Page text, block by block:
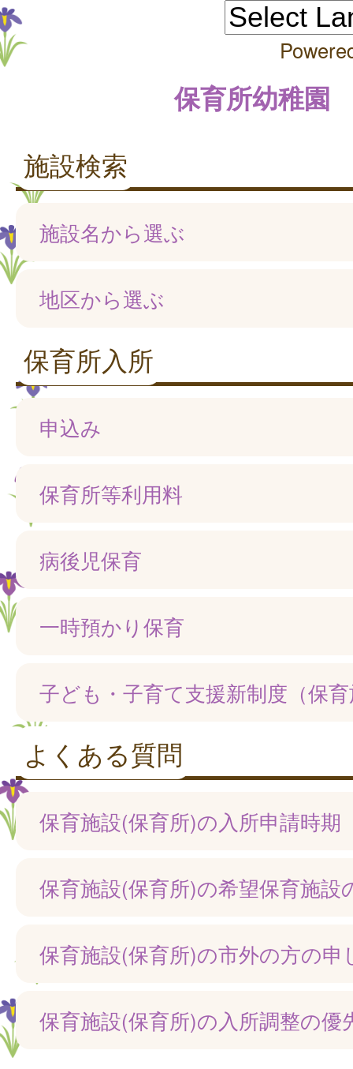
保育所幼稚園
施設検索
施設名から選ぶ
地区から選ぶ
保育所入所
申込み
保育所等利用料
病後児保育
一時預かり保育
子ども・子育て支援新制度（保
よくある質問
保育施設(保育所)の入所申請時期
保育施設(保育所)の希望保育施設
保育施設(保育所)の市外の方の申
保育施設(保育所)の入所調整の優